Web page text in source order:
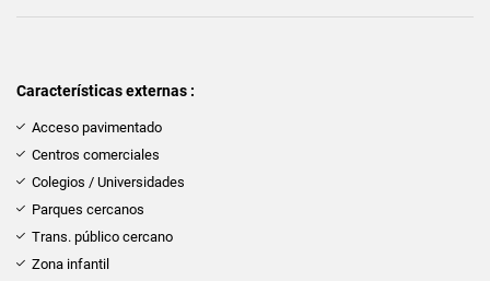
Características externas :
Acceso pavimentado
Centros comerciales
Colegios / Universidades
Parques cercanos
Trans. público cercano
Zona infantil